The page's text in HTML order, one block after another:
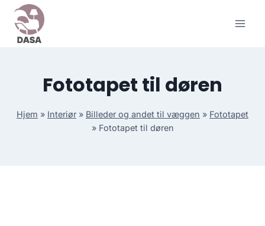
Skip
content
Fototapet til døren
Hjem » Interiør » Billeder og andet til væggen » Fototapet
» Fototapet til døren